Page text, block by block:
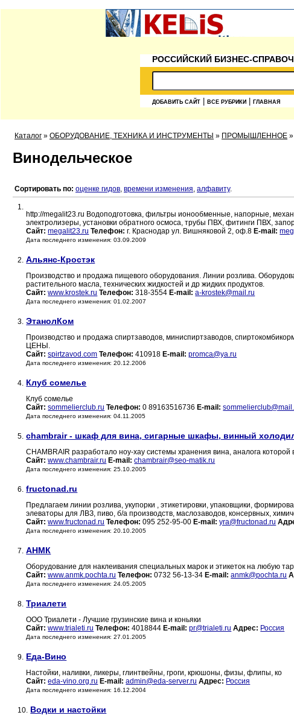
РОССИЙСКИЙ БИЗНЕС-
ДОБАВИТЬ САЙТ ВСЕ РУБРИКИ ГЛАВНАЯ
Каталог » ОБОРУДОВАНИЕ, ТЕХНИКА И ИНСТРУМЕНТЫ » ПРОМЫШЛЕННОЕ »
Винодельческое
Сортировать по: оценке гидов, времени изменения, алфавиту.
1.
http://megalit23.ru Водоподготовка, фильтры ионообменные, напорные,
электролизеры, установки обратного осмоса, трубы ПВХ, фитинги ПВХ,
Сайт: megalit23.ru Телефон: г. Краснодар ул. Вишняковой 2, оф.8 E-mail:
Дата последнего изменения: 03.09.2009
2. Альянс-Кростэк
Производство и продажа пищевого оборудования. Линии розлива.
растительного масла, технических жидкостей и др жидких продуктов.
Сайт: www.krostek.ru Телефон: 318-3554 E-mail: a-krostek@mail.ru
Дата последнего изменения: 01.02.2007
3. ЭтанолКом
Производство и продажа спиртзаводов, миниспиртзаводов,
ЦЕНЫ.
Сайт: spirtzavod.com Телефон: 410918 E-mail: promca@ya.ru
Дата последнего изменения: 20.12.2006
4. Клуб сомелье
Клуб сомелье
Сайт: sommelierclub.ru Телефон: 0 89163516736 E-mail:
Дата последнего изменения: 04.11.2005
5. chambrair - шкаф для вина, сигарные шкафы, винный
CHAMBRAIR разработало ноу-хау системы хранения вина, аналога которой
Сайт: www.chambrair.ru E-mail: chambrair@seo-matik.ru
Дата последнего изменения: 25.10.2005
6. fructonad.ru
Предлагаем линии розлива, укупорки , этикетировки, упаковщики,
элеваторы для ЛВЗ, пиво, б/а производств, маслозаводов, консервных,
Сайт: www.fructonad.ru Телефон: 095 252-95-00 E-mail: yra@fructonad.ru
Дата последнего изменения: 20.10.2005
7. АНМК
Оборудование для наклеивания специальных марок и этикеток на любую
Сайт: www.anmk.pochta.ru Телефон: 0732 56-13-34 E-mail: anmk@pochta.ru
Дата последнего изменения: 24.05.2005
8. Триалети
ООО Триалети - Лучшие грузинские вина и коньяки
Сайт: www.trialeti.ru Телефон: 4018844 E-mail: pr@trialeti.ru Адрес: Россия
Дата последнего изменения: 27.01.2005
9. Еда-Вино
Настойки, наливки, ликеры, глинтвейны, гроги, крюшоны, физы, флипы, ко
Сайт: eda-vino.org.ru E-mail: admin@eda-server.ru Адрес: Россия
Дата последнего изменения: 16.12.2004
10. Водки и настойки